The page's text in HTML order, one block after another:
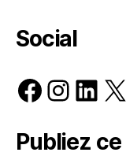
Social
X
Publiez